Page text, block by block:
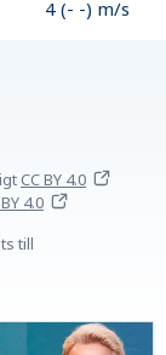
4 (- -) m/s
CC BY 4.0
4.0
till